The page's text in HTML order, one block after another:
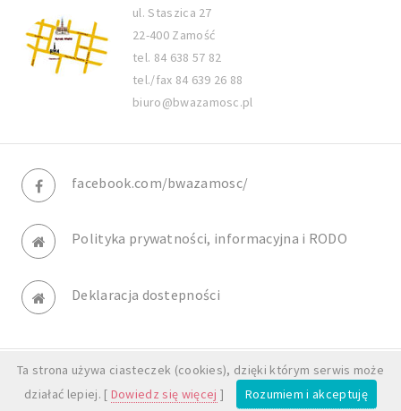
ul. Staszica 27
22-400 Zamość
tel. 84 638 57 82
tel./fax 84 639 26 88
biuro@bwazamosc.pl
facebook.com/bwazamosc/
Polityka prywatności, informacyjna i RODO
Deklaracja dostepności
© BWA Galeria Zamojska. All rights reserved.
Ta strona używa ciasteczek (cookies), dzięki którym serwis może
działać lepiej. [ Dowiedz się więcej ] Rozumiem i akceptuję